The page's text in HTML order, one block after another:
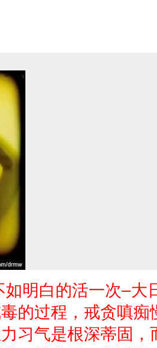
如明白的活一次–
的过程，戒贪嗔
习气是根深蒂固